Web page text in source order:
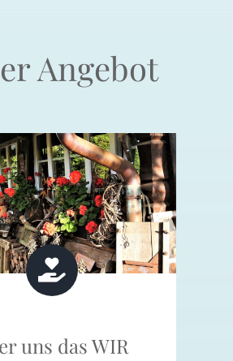
Angebot
uns das WIR